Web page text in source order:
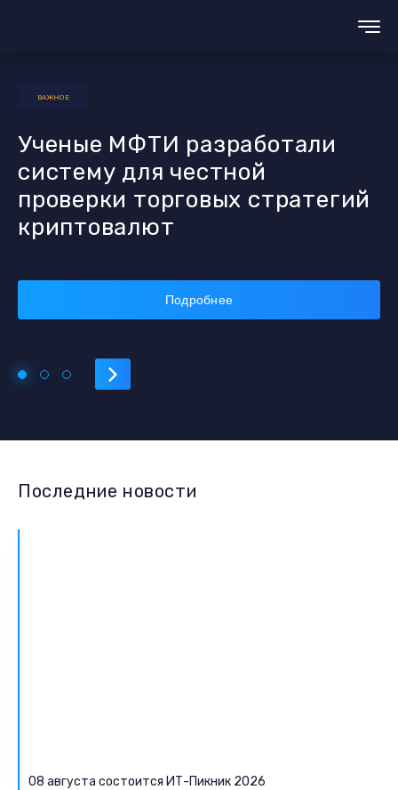
ВАЖНОЕ
Ученые МФТИ разработали
систему для честной
проверки торговых стратегий
криптовалют
Подробнее
Последние новости
08 августа состоится ИТ-Пикник 2026